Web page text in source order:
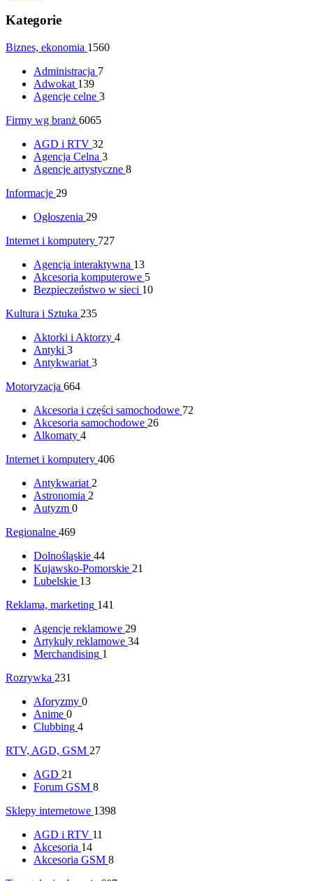
Kategorie
Biznes, ekonomia 1560
Administracja 7
Adwokat 139
Agencje celne 3
Firmy wg branż 6065
AGD i RTV 32
Agencja Celna 3
Agencje artystyczne 8
Informacje 29
Ogłoszenia 29
Internet i komputery 727
Agencja interaktywna 13
Akcesoria komputerowe 5
Bezpieczeństwo w sieci 10
Kultura i Sztuka 235
Aktorki i Aktorzy 4
Antyki 3
Antykwariat 3
Motoryzacja 664
Akcesoria i części samochodowe 72
Akcesoria samochodowe 26
Alkomaty 4
Internet i komputery 406
Antykwariat 2
Astronomia 2
Autyzm 0
Regionalne 469
Dolnośląskie 44
Kujawsko-Pomorskie 21
Lubelskie 13
Reklama, marketing 141
Agencje reklamowe 29
Artykuły reklamowe 34
Merchandising 1
Rozrywka 231
Aforyzmy 0
Anime 0
Clubbing 4
RTV, AGD, GSM 27
AGD 21
Forum GSM 8
Sklepy internetowe 1398
AGD i RTV 11
Akcesoria 14
Akcesoria GSM 8